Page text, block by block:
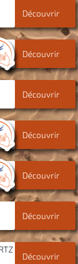
Découvrir
Découvrir
Découvrir
Découvrir
Découvrir
Découvrir
Découvrir